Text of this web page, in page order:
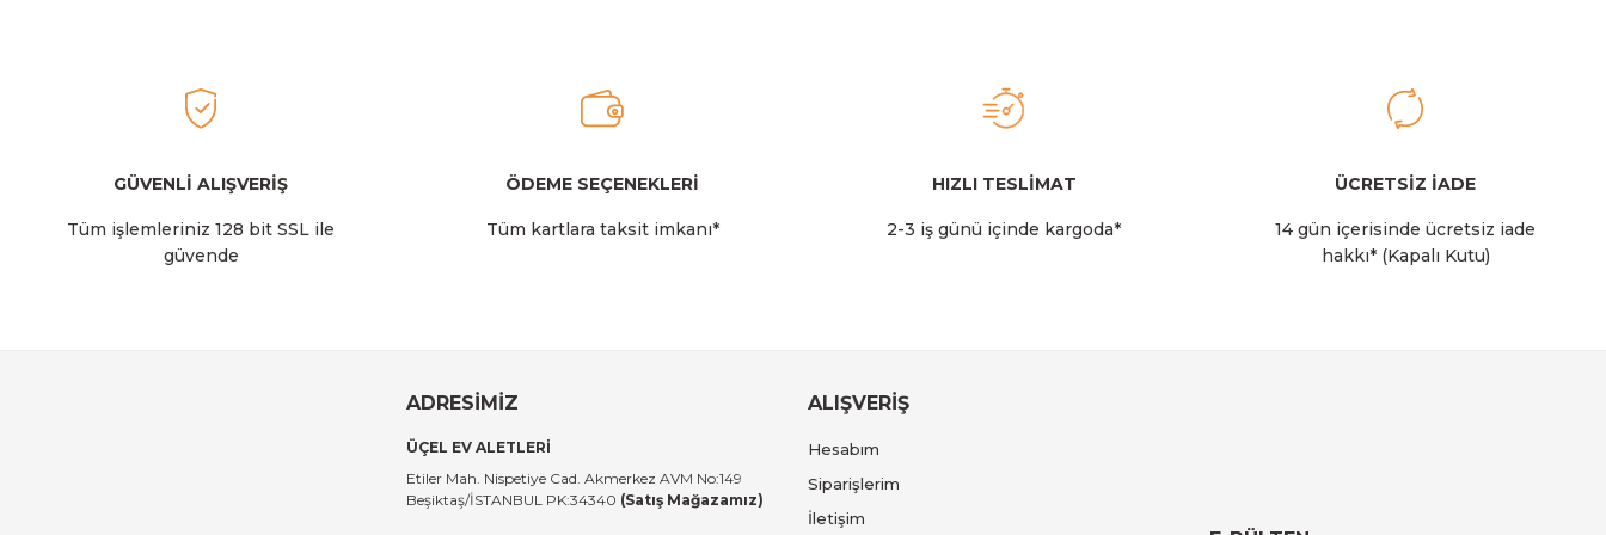
Stanley
14.999,00 TL
GÜVENLİ ALIŞVERİŞ
Tüm işlemleriniz 128 bit SSL ile
güvende
ÖDEME SEÇENEKLERİ
Tüm kartlara taksit imkanı*
HIZLI TESLİMAT
2-3 iş günü içinde kargoda*
ÜCRETSİZ İADE
14 gün içerisinde ücretsiz iade
hakkı* (Kapalı Kutu)
ADRESİMİZ
ÜÇEL EV ALETLERİ
Etiler Mah. Nispetiye Cad. Akmerkez AVM No:149
Beşiktaş/İSTANBUL PK:34340 (Satış Mağazamız)
ALIŞVERİŞ
Hesabım
Siparişlerim
İletişim